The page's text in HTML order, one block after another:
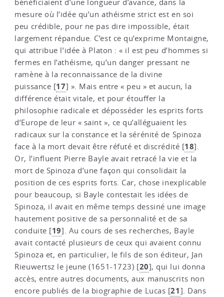
bénéficiaient d’une longueur d’avance, dans la
mesure où l’idée qu’un athéisme strict est en soi
peu crédible, pour ne pas dire impossible, était
largement répandue. C’est ce qu’exprime Montaigne,
qui attribue l’idée à Platon : « il est peu d’hommes si
fermes en l’athéisme, qu’un danger pressant ne
ramène à la reconnaissance de la divine
puissance [17] ». Mais entre « peu » et aucun, la
différence était vitale, et pour étouffer la
philosophie radicale et déposséder les esprits forts
d’Europe de leur « saint », ce qu’alléguaient les
radicaux sur la constance et la sérénité de Spinoza
face à la mort devait être réfuté et discrédité [18]
Or, l’influent Pierre Bayle avait retracé la vie et la
mort de Spinoza d’une façon qui consolidait la
position de ces esprits forts. Car, chose inexplicable
pour beaucoup, si Bayle contestait les idées de
Spinoza, il avait en même temps dessiné une image
hautement positive de sa personnalité et de sa
conduite [19] . Au cours de ses recherches, Bayle
avait contacté plusieurs de ceux qui avaient connu
Spinoza et, en particulier, le fils de son éditeur, Jan
Rieuwertsz le jeune (1651-1723) [20], qui lui donna
accès, entre autres documents, aux manuscrits non
encore publiés de la biographie de Lucas [21] . Dans